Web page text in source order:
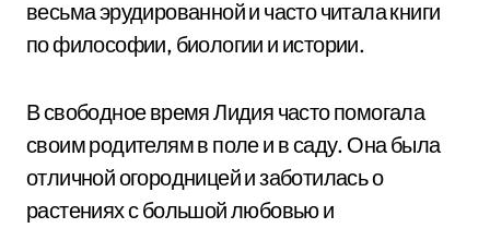
весьма эрудированной и часто читала книги
по философии, биологии и истории.
В свободное время Лидия часто помогала
своим родителям в поле и в саду. Она была
отличной огородницей и заботилась о
растениях с большой любовью и